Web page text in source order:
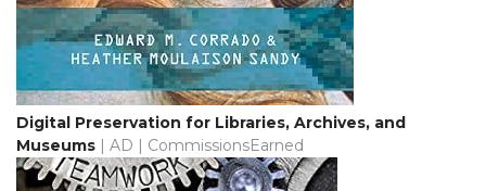
Digital Preservation for Libraries, Archives, and
Museums | AD | CommissionsEarned